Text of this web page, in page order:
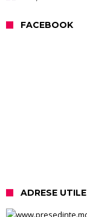
FACEBOOK
ADRESE UTILE